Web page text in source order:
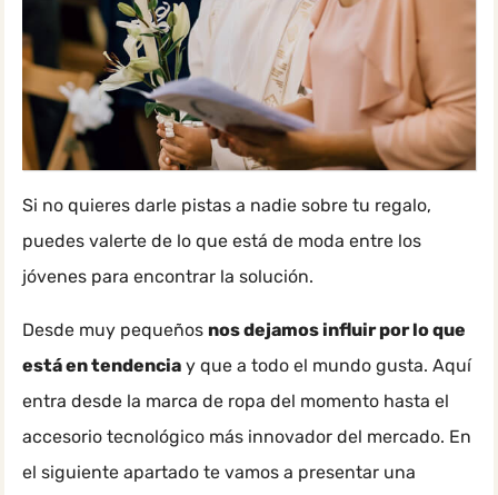
Si no quieres darle pistas a nadie sobre tu regalo,
puedes valerte de lo que está de moda entre los
jóvenes para encontrar la solución.
Desde muy pequeños nos dejamos influir por lo que
está en tendencia y que a todo el mundo gusta. Aquí
entra desde la marca de ropa del momento hasta el
accesorio tecnológico más innovador del mercado. En
el siguiente apartado te vamos a presentar una